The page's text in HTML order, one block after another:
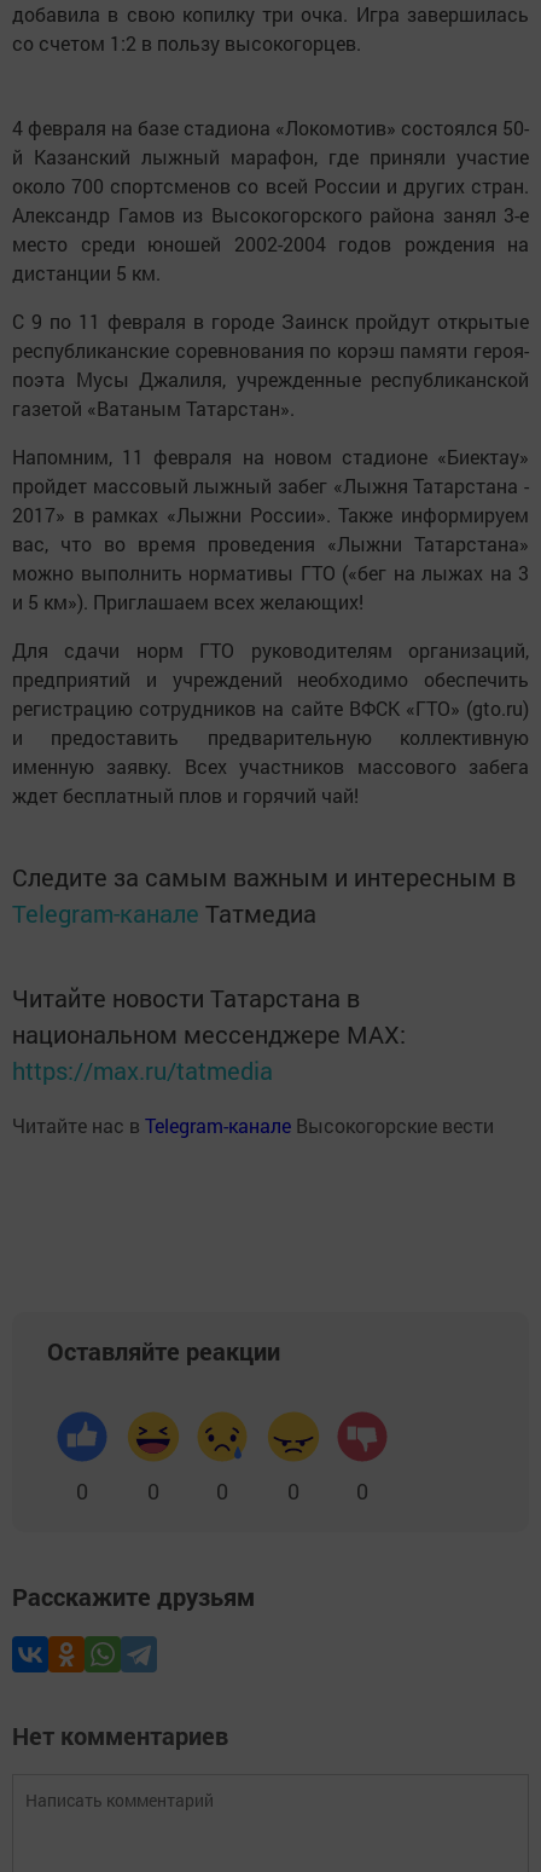
добавила в свою копилку три очка. Игра завершилась
со счетом 1:2 в пользу высокогорцев.
4 февраля на базе стадиона «Локомотив» состоялся 50-
й Казанский лыжный марафон, где приняли участие
около 700 спортсменов со всей России и других стран.
Александр Гамов из Высокогорского района занял 3-е
место среди юношей 2002-2004 годов рождения на
дистанции 5 км.
С 9 по 11 февраля в городе Заинск пройдут открытые
республиканские соревнования по корэш памяти героя-
поэта Мусы Джалиля, учрежденные республиканской
газетой «Ватаным Татарстан».
Напомним, 11 февраля на новом стадионе «Биектау»
пройдет массовый лыжный забег «Лыжня Татарстана -
2017» в рамках «Лыжни России». Также информируем
вас, что во время проведения «Лыжни Татарстана»
можно выполнить нормативы ГТО («бег на лыжах на 3
и 5 км»). Приглашаем всех желающих!
Для сдачи норм ГТО руководителям организаций,
предприятий и учреждений необходимо обеспечить
регистрацию сотрудников на сайте ВФСК «ГТО» (gto.ru)
и предоставить предварительную коллективную
именную заявку. Всех участников массового забега
ждет бесплатный плов и горячий чай!
Следите за самым важным и интересным в
Telegram-канале Татмедиа
Читайте новости Татарстана в
национальном мессенджере MАХ:
https://max.ru/tatmedia
Читайте нас в Telegram-канале Высокогорские вести
Оставляйте реакции
0 0 0 0 0
Расскажите друзьям
Нет комментариев